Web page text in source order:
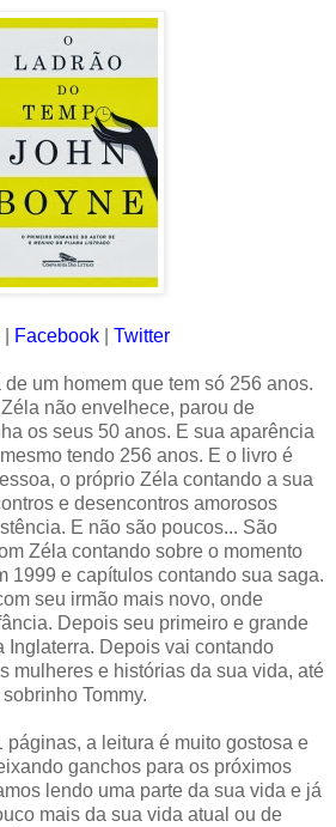
Facebook Twitter
um homem que tem só 256 anos.
não envelhece, parou de
os seus 50 anos. E sua aparência
tendo 256 anos. E o livro é
o próprio Zéla contando a sua
e desencontros amorosos
E não são poucos... São
Zéla contando sobre o momento
1999 e capítulos contando sua saga.
seu irmão mais novo, onde
Depois seu primeiro e grande
Inglaterra. Depois vai contando
mulheres e histórias da sua vida, até
Tommy.
páginas, a leitura é muito gostosa e
ganchos para os próximos
lendo uma parte da sua vida e já
mais da sua vida atual ou de